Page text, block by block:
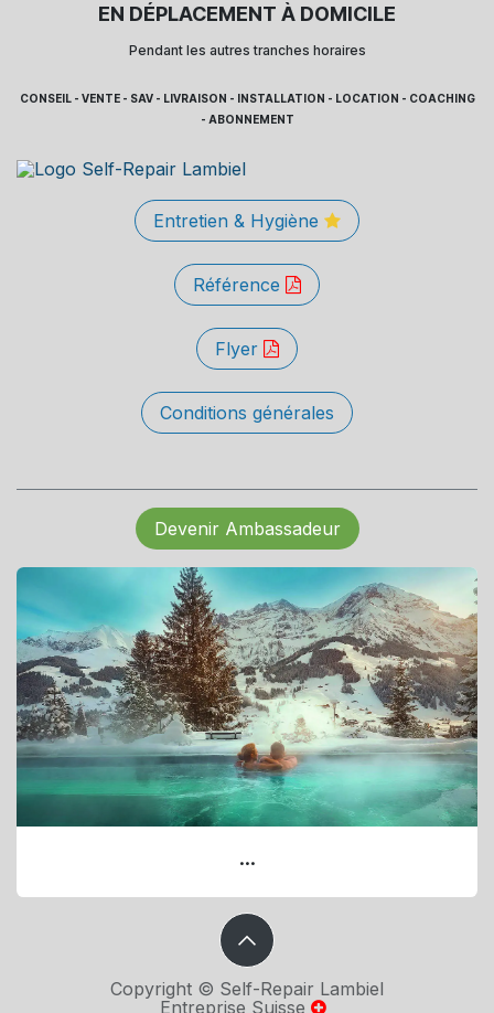
EN DÉPLACEMENT À DOMICILE
Pendant les autres tranches horaires
CONSEIL - VENTE - SAV - LIVRAISON - INSTALLATION - LOCATION - COACHING
- ABONNEMENT
Entretien & Hygiène
Référence
Flyer
Conditions générales
Devenir Ambassadeur
...
Copyright © Self-Repair Lambiel
Entreprise Suisse